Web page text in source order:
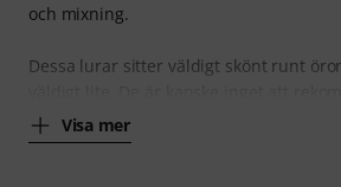
och mixning.
Dessa lurar sitter väldigt skönt runt
Visa mer